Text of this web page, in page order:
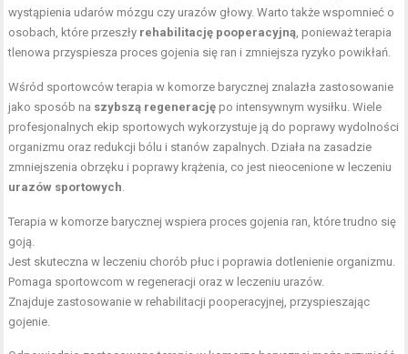
wystąpienia udarów mózgu czy urazów głowy. Warto także wspomnieć o
osobach, które przeszły rehabilitację pooperacyjną, ponieważ terapia
tlenowa przyspiesza proces gojenia się ran i zmniejsza ryzyko powikłań.
Wśród sportowców terapia w komorze barycznej znalazła zastosowanie
jako sposób na szybszą regenerację po intensywnym wysiłku. Wiele
profesjonalnych ekip sportowych wykorzystuje ją do poprawy wydolności
organizmu oraz redukcji bólu i stanów zapalnych. Działa na zasadzie
zmniejszenia obrzęku i poprawy krążenia, co jest nieocenione w leczeniu
urazów sportowych.
Terapia w komorze barycznej wspiera proces gojenia ran, które trudno się
goją.
Jest skuteczna w leczeniu chorób płuc i poprawia dotlenienie organizmu.
Pomaga sportowcom w regeneracji oraz w leczeniu urazów.
Znajduje zastosowanie w rehabilitacji pooperacyjnej, przyspieszając
gojenie.